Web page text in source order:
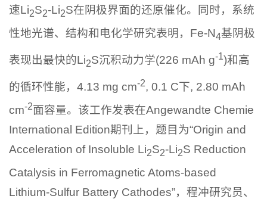
速Li2S2-Li2S在阴极界面的还原催化。同时，系统
性地光谱、结构和电化学研究表明，Fe-N4基阴极
表现出最快的Li2S沉积动力学(226 mAh g-1)和高
的循环性能，4.13 mg cm-2, 0.1 C下, 2.80 mAh
cm-2面容量。该工作发表在Angewandte Chemie
International Edition期刊上，题目为“Origin and
Acceleration of Insoluble Li2S2-Li2S Reduction
Catalysis in Ferromagnetic Atoms-based
Lithium-Sulfur Battery Cathodes”，程冲研究员、